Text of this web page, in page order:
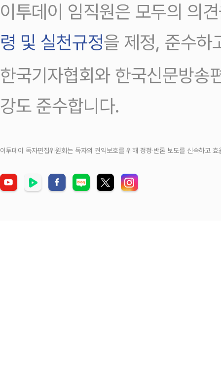
이투데이 임직원은 모두의 의
령 및 실천규정을 제정, 준수하
한국기자협회와 한국신문방송
강도 준수합니다.
이투데이 독자편집위원회는 독자의 권익보호를 위해 정정‧반론 보도를 신속하고